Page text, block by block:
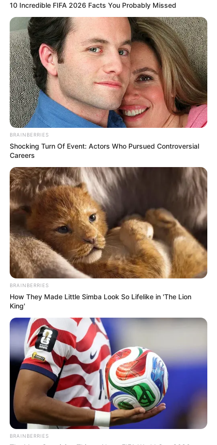
10 Incredible FIFA 2026 Facts You Probably Missed
BRAINBERRIES
Shocking Turn Of Event: Actors Who Pursued Controversial
Careers
BRAINBERRIES
How They Made Little Simba Look So Lifelike in 'The Lion
King'
BRAINBERRIES